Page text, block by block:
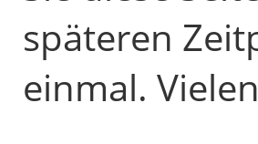
späteren
einmal.